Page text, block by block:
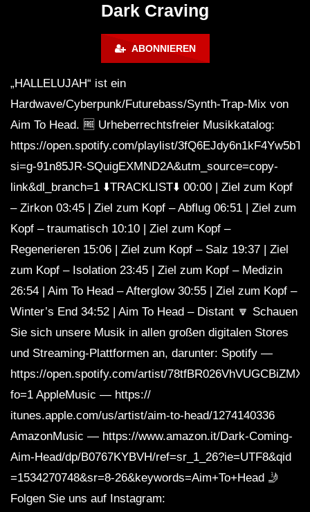
Dark Craving
ABONNIEREN
„HALLELUJAH“ ist ein
Hardwave/Cyberpunk/Futurebass/Synth-Trap-Mix von
Aim To Head. 🆓 Urheberrechtsfreier Musikkatalog:
https://open.spotify.com/playlist/
si=g-91n85JR-SQuigEXMND2A&utm_source=copy-
link&dl_branch=1 ⬇️TRACKLIST⬇️ 00:00 | Ziel zum Kopf
– Zirkon 03:45 | Ziel zum Kopf – Abflug 06:51 | Ziel zum
Kopf – traumatisch 10:10 | Ziel zum Kopf –
Regenerieren 15:06 | Ziel zum Kopf – Salz 19:37 | Ziel
zum Kopf – Isolation 23:45 | Ziel zum Kopf – Medizin
26:54 | Aim To Head – Afterglow 30:55 | Ziel zum Kopf –
Winter’s End 34:52 | Aim To Head – Distant 🔽 Schauen
Sie sich unsere Musik in allen großen digitalen Stores
und Streaming-Plattformen an, darunter: Spotify —
https://open.spotify.com/artist/
fo=1 AppleMusic — https://
itunes.apple.com/us/artist/aim-to-head/1274140336
AmazonMusic — https://www.amazon.it/Dark-Coming-
Aim-Head/dp/B0767KYBVH/ref=sr_1_26?ie=UTF8&qid
=1534270748&sr=8-26&keywords=Aim+To+Head 🤳
Folgen Sie uns auf Instagram: